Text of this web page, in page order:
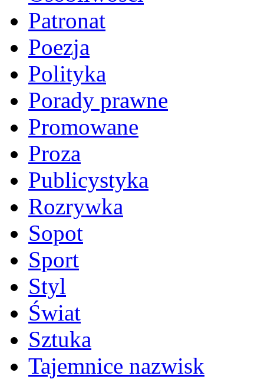
Patronat
Poezja
Polityka
Porady prawne
Promowane
Proza
Publicystyka
Rozrywka
Sopot
Sport
Styl
Świat
Sztuka
Tajemnice nazwisk